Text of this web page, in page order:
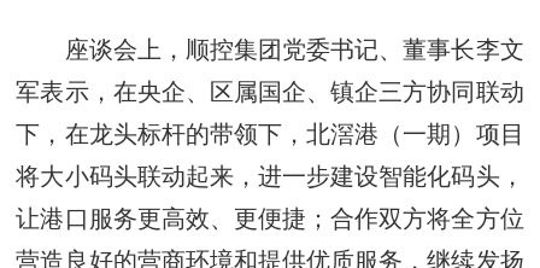
座谈会上，顺控集团党委书记、董事长李文
军表示，在央企、区属国企、镇企三方协同联动
下，在龙头标杆的带领下，北滘港（一期）项目
将大小码头联动起来，进一步建设智能化码头，
让港口服务更高效、更便捷；合作双方将全方位
营造良好的营商环境和提供优质服务，继续发扬